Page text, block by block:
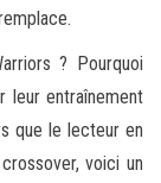
? Pourquoi
leur entraînement
que le lecteur en
voici un